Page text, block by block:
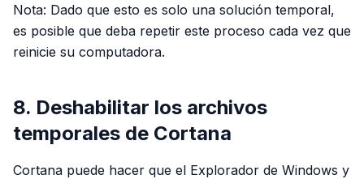
Nota: Dado que esto es solo una solución temporal,
es posible que deba repetir este proceso cada vez que
reinicie su computadora.
8. Deshabilitar los archivos
temporales de Cortana
Cortana puede hacer que el Explorador de Windows y